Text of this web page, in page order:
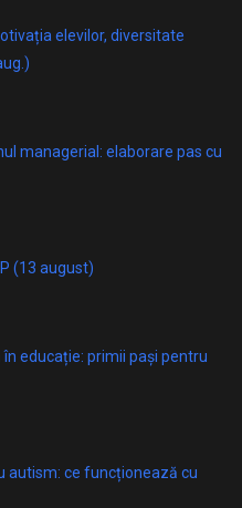
elevilor, diversitate
managerial: elaborare pas cu
(13 august)
educație: primii pași pentru
autism: ce funcționează cu